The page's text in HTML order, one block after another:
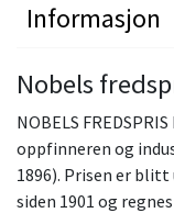
Informasjon
Nobels
NOBELS
oppfinneren og
1896). Prisen er
siden 1901 og